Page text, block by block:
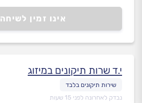
אינו זמין לשיחה
י.ד שרות תיקונים במיזוג
נבדק לאחרונה לפני 15 שעות